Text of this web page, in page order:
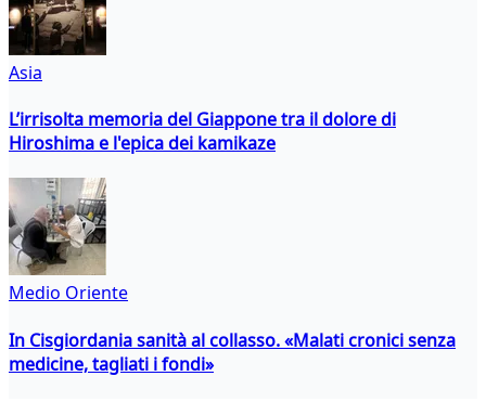
Asia
L’irrisolta memoria del Giappone tra il dolore di
Hiroshima e l'epica dei kamikaze
Medio Oriente
In Cisgiordania sanità al collasso. «Malati cronici senza
medicine, tagliati i fondi»